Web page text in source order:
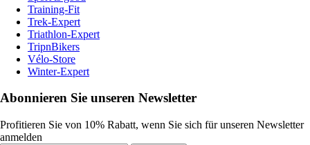
Training-Fit
Trek-Expert
Triathlon-Expert
TripnBikers
Vélo-Store
Winter-Expert
Abonnieren Sie unseren Newsletter
Profitieren Sie von 10% Rabatt, wenn Sie sich für unseren Newsletter
anmelden